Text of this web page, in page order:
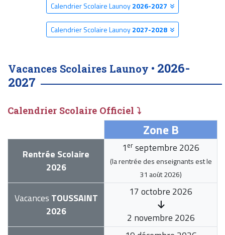
Calendrier Scolaire Launoy2026-2027
Calendrier Scolaire Launoy2027-2028
Vacances Scolaires Launoy • 2026-
2027
Calendrier Scolaire Officiel ⤵
Zone B
Rentrée Scolaire
2026
1 er septembre 2026
(la rentrée des enseignants est le
31 août 2026)
Vacances TOUSSAINT
2026
17 octobre 2026
2 novembre 2026